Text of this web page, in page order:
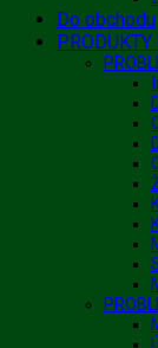
Do obchodu